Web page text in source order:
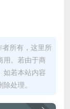
所有，这里所
用。若由于商
如若本站内容
处理。